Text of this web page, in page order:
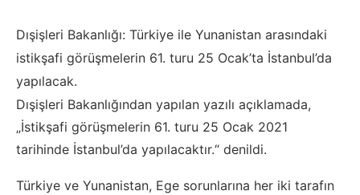
Dışişleri Bakanlığı: Türkiye ile Yunanistan arasındaki
istikşafi görüşmelerin 61. turu 25 Ocak’ta İstanbul’da
yapılacak.
Dışişleri Bakanlığından yapılan yazılı açıklamada,
„İstikşafi görüşmelerin 61. turu 25 Ocak 2021
tarihinde İstanbul’da yapılacaktır.“ denildi.
Türkiye ve Yunanistan, Ege sorunlarına her iki tarafın